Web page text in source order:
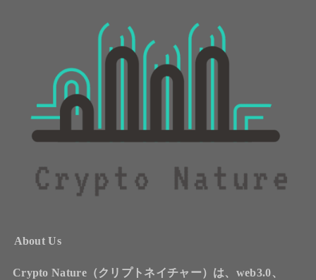
About Us
Crypto Nature（クリプトネイチャー）は、web3.0、